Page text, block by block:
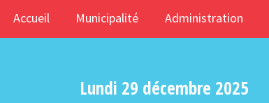
Accueil Municipalité Administration
Lundi 29 décembre 2025